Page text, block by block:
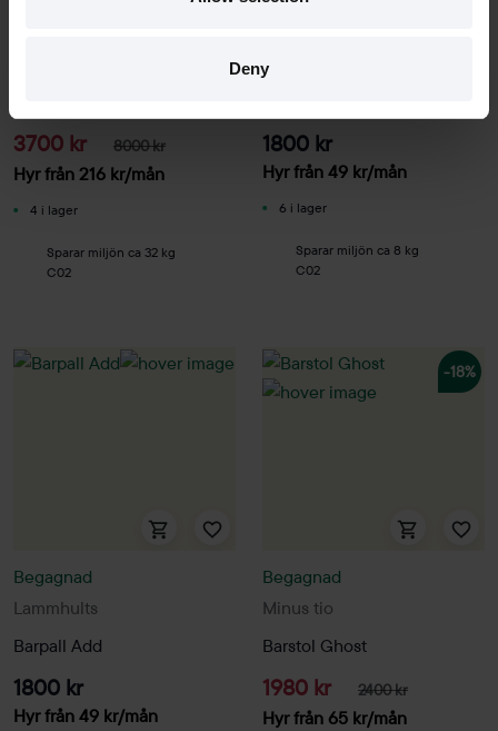
Deny
3700 kr 8000 kr
Hyr från 216 kr/mån
4 i lager
Sparar miljön ca 32 kg
C02
Lammhults
1800 kr
Hyr från 49 kr/mån
6 i lager
Sparar miljön ca 8 kg
C02
Lammhults
Begagnad
Barpall Add
1800 kr
Hyr från 49 kr/mån
-18%
Minus tio
Begagnad
Barstol Ghost
1980 kr 2400 kr
Hyr från 65 kr/mån